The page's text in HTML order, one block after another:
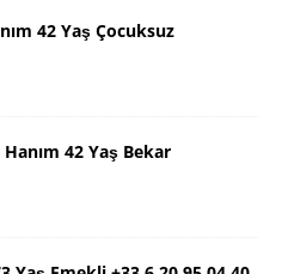
42 Yaş Çocuksuz
42 Yaş Bekar